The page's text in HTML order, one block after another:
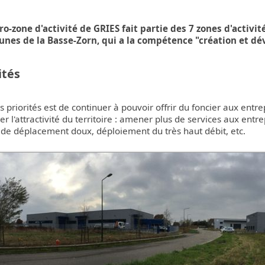
logement
foncier
Coiffure / Beauté
Transports scolaires
Calendrier scolaire
Mômes"
Animation jeunesse
zone d'activité de GRIES fait partie des 7 zones
de la Basse-Zorn, qui a la compétence "création et
priorités est de continuer à pouvoir offrir du foncier aux
l'attractivité du territoire : amener plus de services aux
déplacement doux, déploiement du très haut débit, etc.